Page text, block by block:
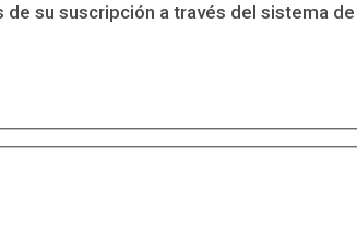
su suscripción a través del sistema